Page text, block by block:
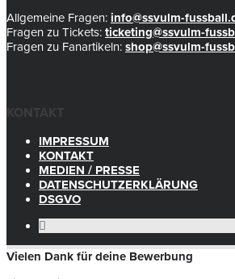
Allgemeine Fragen: info@ssvulm-
Fragen zu Tickets: ticketing@ssvulm-
Fragen zu Fanartikeln: shop@ssvulm-
KONTAKT
IMPRESSUM
KONTAKT
MEDIEN / PRESSE
DATENSCHUTZERKLÄRUNG
DSGVO
Vielen Dank für deine Bewerbung